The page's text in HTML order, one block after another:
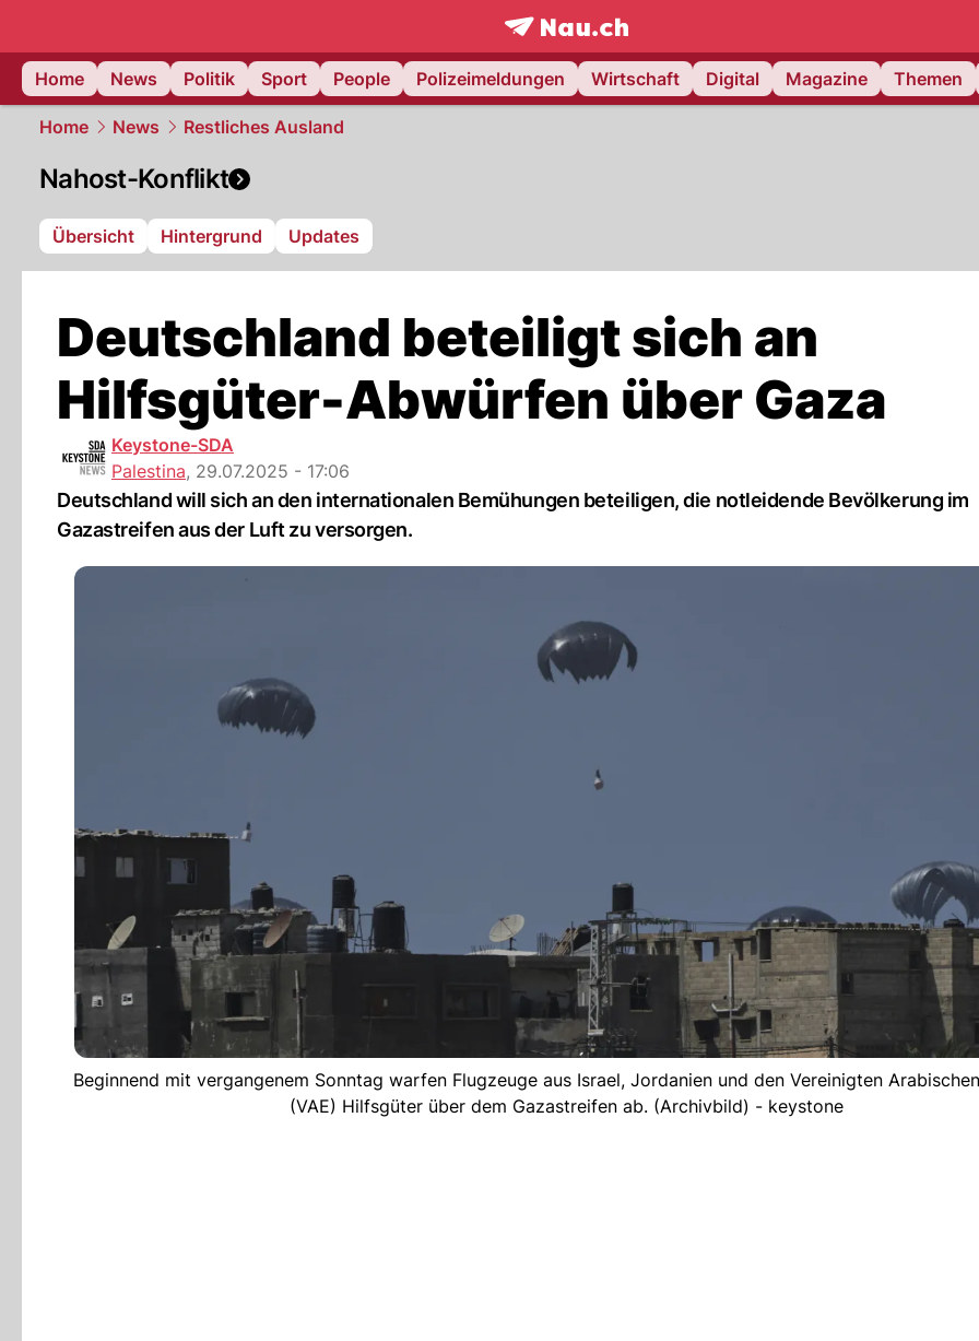
frontpage.NAU.ch
Home
News Politik Sport People Polizeimeldungen Wirtschaft Digital Magazine Themen
Home News Restliches Ausland
Nahost-Konflikt
Übersicht Hintergrund Updates
Deutschland beteiligt sich an
Hilfsgüter-Abwürfen über Gaza
Keystone-SDA
Palestina, 29.07.2025 - 17:06
Deutschland will sich an den internationalen Bemühungen beteiligen, die notleidende Bevölkerung im
Gazastreifen aus der Luft zu versorgen.
Beginnend mit vergangenem Sonntag warfen Flugzeuge aus Israel, Jordanien und den Vereinigten
(VAE) Hilfsgüter über dem Gazastreifen ab. (Archivbild) - keystone